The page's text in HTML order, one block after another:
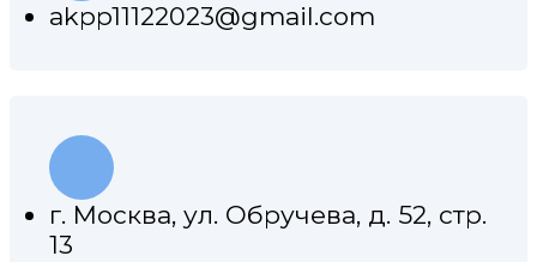
akpp11122023@gmail.com
г. Москва, ул. Обручева, д. 52, стр.
13